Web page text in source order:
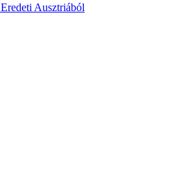
Eredeti Ausztriából